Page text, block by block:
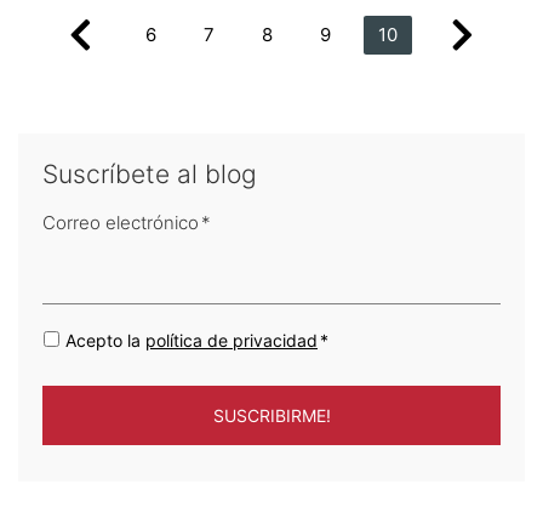
6 7 8 9 10
Suscríbete al blog
Correo electrónico *
Acepto la política de privacidad *